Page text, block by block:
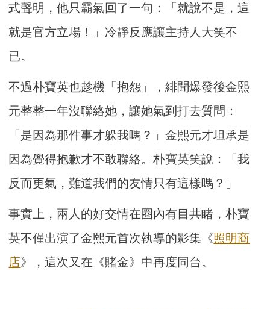
式聲明，他只霸氣回了一句：「就說不是，這
就是官方立場！」冷靜反應讓主持人大笑不
已。
不過朴寶英也趁機「抱怨」，緋聞爆發後金熙
元整整一年沒聯絡她，讓她氣到打去質問：
「是因為那件事才躲我嗎？」金熙元才坦承是
因為覺得抱歉才不敢聯絡。朴寶英笑說：「我
反而更氣，難道我們的友情只有這樣嗎？」
事實上，兩人的好交情在圈內有目共睹，朴寶
英不僅出演了金熙元首次執導的影集《照明商
店》，這次又在《賭金》中再度同台。